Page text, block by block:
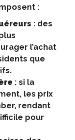
:
: des
l’achat
que
: si la
les prix
rendant
pour